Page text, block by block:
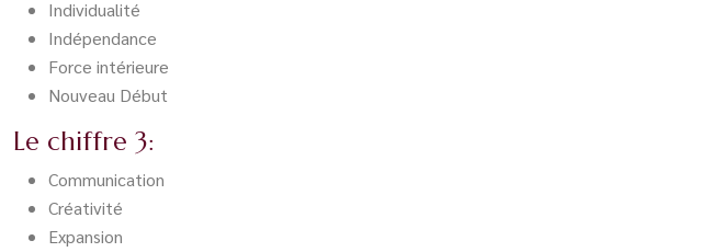
Individualité
Indépendance
Force intérieure
Nouveau Début
Le chiffre 3:
Communication
Créativité
Expansion